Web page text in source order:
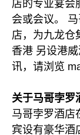
店的专业宴会
会或会议。
店，为九龙仓
香港 另设港
讯，请浏览
关于马哥孛罗
马哥孛罗酒店
宾设有豪华酒